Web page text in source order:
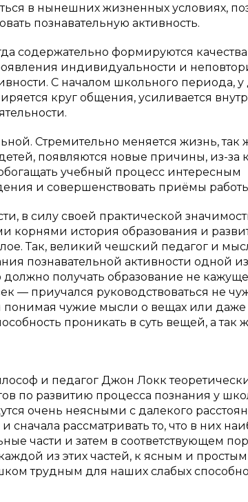
в нынешних жизненных условиях,
познавательную активность.
содержательно формируются
индивидуальности и
С началом школьного периода, у
круг общения, усиливается
Стремительно меняется жизнь, так
появляются новые причины, из-за
учебный процесс интересным
и совершенствовать приёмы
в силу своей практической
корнями история образования и
Так, великий чешский педагог и
познавательной активности одной
получать образование не
— приучался руководствоваться не
чужие мысли о вещах или даже
проникать в суть вещей, а так
и педагог Джон Локк
по развитию процесса познания у
очень неясными с далекого
рассматривать то, что в них
части и затем в соответствующем
из этих частей, к ясным и
трудным для наших слабых